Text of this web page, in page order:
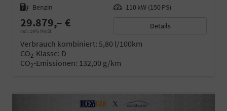
Kraftstoff Benzin Leistung 110 kW (150 PS)
29.879,– €
incl. 19% MwSt.
Details
Verbrauch kombiniert: 5,80 l/100km
CO2-Klasse: D
CO2-Emissionen: 132,00 g/km